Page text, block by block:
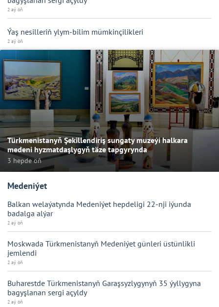
2 aý öň
Ýaş nesilleriň ylym-bilim mümkinçilikleri
2 aý öň
Türkmenistanyň Şekillendiriş sungaty muzeýi halkara
medeni hyzmatdaşlygyň täze tapgyrynda
3 hepde öň
Medeniýet
Balkan welaýatynda Medeniýet hepdeligi 22-nji iýunda
badalga alýar
2 aý öň
Moskwada Türkmenistanyň Medeniýet günleri üstünlikli
jemlendi
2 aý öň
Buharestde Türkmenistanyň Garaşsyzlygynyň 35 ýyllygyna
bagyşlanan sergi açyldy
2 aý öň